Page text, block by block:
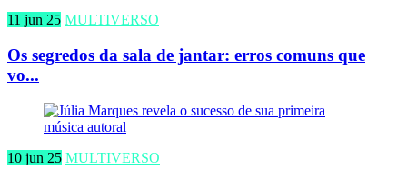
11 jun 25 MULTIVERSO
Os segredos da sala de jantar: erros comuns que
vo...
10 jun 25 MULTIVERSO